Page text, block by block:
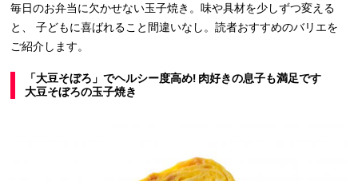
毎日のお弁当に欠かせない玉子焼き。味や具材を少しずつ変える
と、 子どもに喜ばれること間違いなし。読者おすすめのバリエを
ご紹介します。
「大豆そぼろ」でヘルシー度高め! 肉好きの息子も満足です
大豆そぼろの玉子焼き